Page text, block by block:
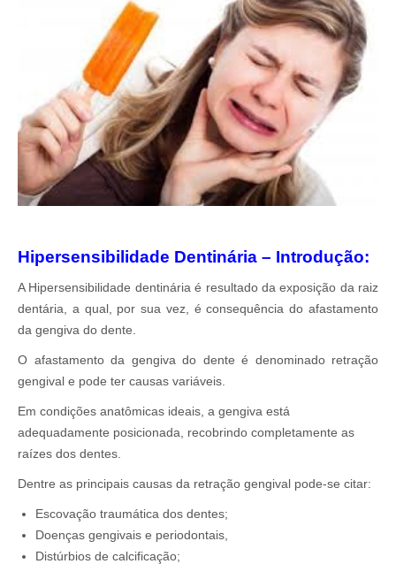
Hipersensibilidade Dentinária – Introdução:
A Hipersensibilidade dentinária é resultado da exposição da raiz
dentária, a qual, por sua vez, é consequência do afastamento
da gengiva do dente.
O afastamento da gengiva do dente é denominado retração
gengival e pode ter causas variáveis.
Em condições anatômicas ideais, a gengiva está
adequadamente posicionada, recobrindo completamente as
raízes dos dentes.
Dentre as principais causas da retração gengival pode-se citar:
Escovação traumática dos dentes;
Doenças gengivais e periodontais,
Distúrbios de calcificação;